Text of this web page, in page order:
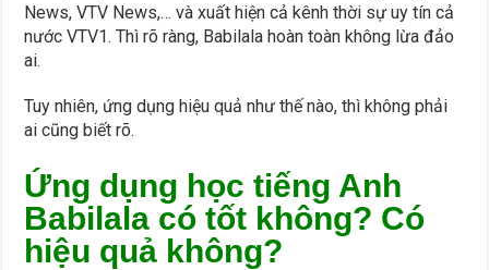
News, VTV News,… và xuất hiện cả kênh thời sự uy tín cả
nước VTV1. Thì rõ ràng, Babilala hoàn toàn không lừa đảo
ai.
Tuy nhiên, ứng dụng hiệu quả như thế nào, thì không phải
ai cũng biết rõ.
Ứng dụng học tiếng Anh
Babilala có tốt không? Có
hiệu quả không?